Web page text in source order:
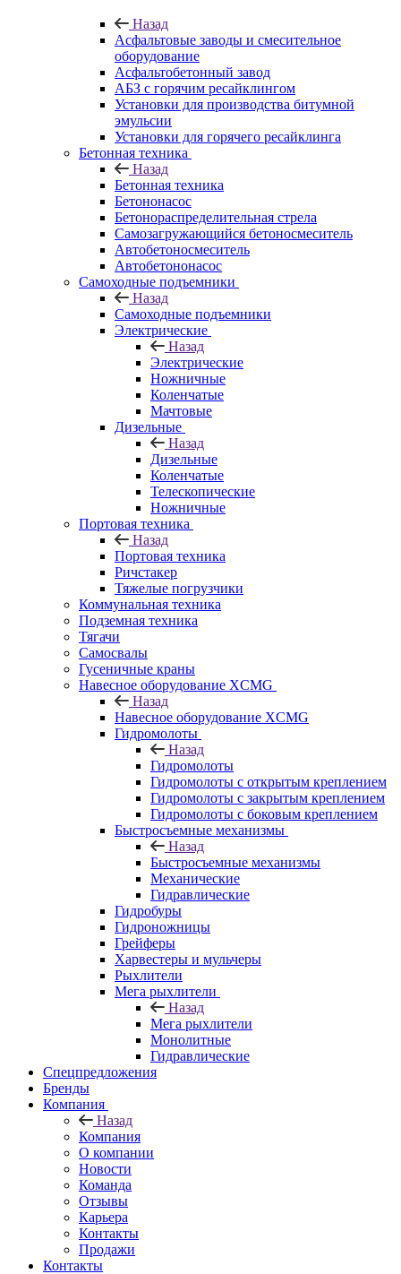
Назад
Асфальтовые заводы и смесительное
оборудование
Асфальтобетонный завод
АБЗ с горячим ресайклингом
Установки для производства битумной
эмульсии
Установки для горячего ресайклинга
Бетонная техника
Назад
Бетонная техника
Бетононасос
Бетонораспределительная стрела
Самозагружающийся бетоносмеситель
Автобетоносмеситель
Автобетононасос
Самоходные подъемники
Назад
Самоходные подъемники
Электрические
Назад
Электрические
Ножничные
Коленчатые
Мачтовые
Дизельные
Назад
Дизельные
Коленчатые
Телескопические
Ножничные
Портовая техника
Назад
Портовая техника
Ричстакер
Тяжелые погрузчики
Коммунальная техника
Подземная техника
Тягачи
Самосвалы
Гусеничные краны
Навесное оборудование XCMG
Назад
Навесное оборудование XCMG
Гидромолоты
Назад
Гидромолоты
Гидромолоты с открытым креплением
Гидромолоты с закрытым креплением
Гидромолоты с боковым креплением
Быстросъемные механизмы
Назад
Быстросъемные механизмы
Механические
Гидравлические
Гидробуры
Гидроножницы
Грейферы
Харвестеры и мульчеры
Рыхлители
Мега рыхлители
Назад
Мега рыхлители
Монолитные
Гидравлические
Спецпредложения
Бренды
Компания
Назад
Компания
О компании
Новости
Команда
Отзывы
Карьера
Контакты
Продажи
Контакты